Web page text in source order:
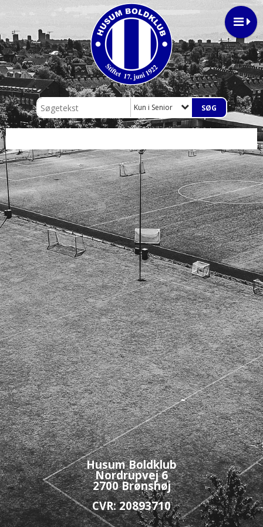
Kun i Senior
Husum Boldklub
Nordrupvej 6
2700 Brønshøj
CVR: 20893710